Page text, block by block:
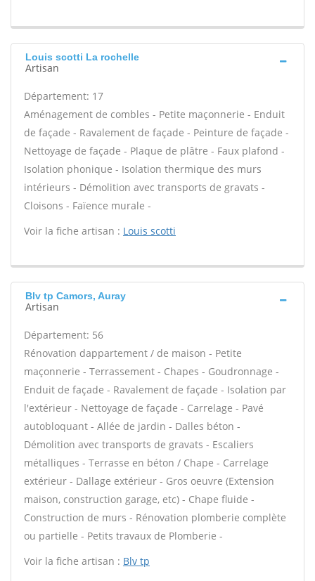
Louis scotti La rochelle
Artisan
Département: 17
Aménagement de combles - Petite maçonnerie - Enduit
de façade - Ravalement de façade - Peinture de façade -
Nettoyage de façade - Plaque de plâtre - Faux plafond -
Isolation phonique - Isolation thermique des murs
intérieurs - Démolition avec transports de gravats -
Cloisons - Faïence murale -
Voir la fiche artisan : Louis scotti
Blv tp Camors, Auray
Artisan
Département: 56
Rénovation dappartement / de maison - Petite
maçonnerie - Terrassement - Chapes - Goudronnage -
Enduit de façade - Ravalement de façade - Isolation par
l'extérieur - Nettoyage de façade - Carrelage - Pavé
autobloquant - Allée de jardin - Dalles béton -
Démolition avec transports de gravats - Escaliers
métalliques - Terrasse en béton / Chape - Carrelage
extérieur - Dallage extérieur - Gros oeuvre (Extension
maison, construction garage, etc) - Chape fluide -
Construction de murs - Rénovation plomberie complète
ou partielle - Petits travaux de Plomberie -
Voir la fiche artisan : Blv tp